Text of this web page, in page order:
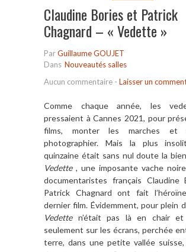
Claudine Bories et Patrick
Chagnard – « Vedette »
ParGuillaume GOUJET
Dans Nouveautés salles
Aucun commentaire - Laisser un
Comme chaque année, les
pressaient à Cannes 2021, pour
films, monter les marches et
photographier. Mais la plus
quinzaine était sans nul doute la
Vedette , une imposante vache
documentaristes français Claudine
Patrick Chagnard ont fait
dernier film. Évidemment, pour plein
Vedette n’était pas là en chair
seulement sur les écrans, perchée
terre, dans une petite vallée suisse,